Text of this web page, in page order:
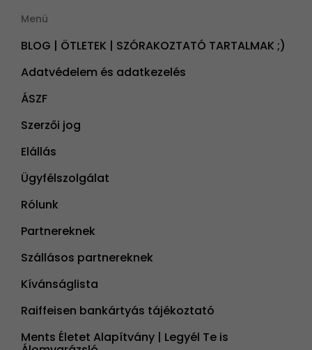
Menü
BLOG | ÖTLETEK | SZÓRAKOZTATÓ TARTALMAK ;)
Adatvédelem és adatkezelés
ÁSZF
Szerzői jog
Elállás
Ügyfélszolgálat
Rólunk
Partnereknek
Szállásos partnereknek
Kívánságlista
Raiffeisen bankártyás tájékoztató
Ments Életet Alapítvány | Legyél Te is